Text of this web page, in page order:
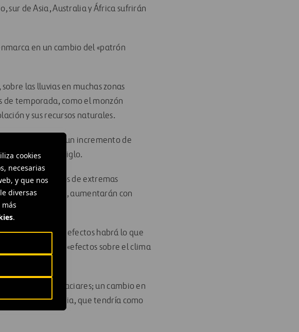
cookies
necesarias
y que nos
diversas
.
sur de Asia, Australia y África sufrirán
en un cambio del «patrón
las lluvias en muchas zonas
de temporada, como el monzón
y sus recursos naturales.
debido a un incremento de
metros en este siglo.
acontecimientos de extremas
calor y sequías, aumentarán con
allá de estos efectos habrá lo que
resultarían en «efectos sobre el clima
de los glaciares; un cambio en
China y Rusia, que tendría como